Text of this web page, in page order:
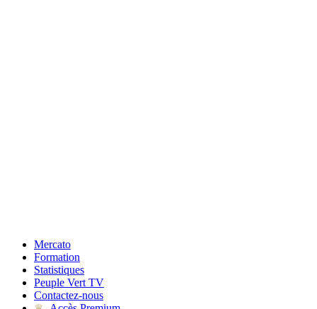
Mercato
Formation
Statistiques
Peuple Vert TV
Contactez-nous